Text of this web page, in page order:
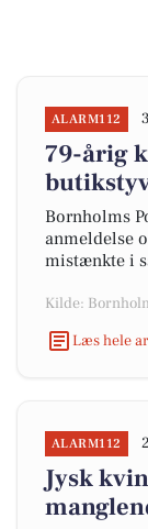
ALARM112
79-årig
Bornholms
anmeldelse
mistænkte i
Kilde:
Læs hele
ALARM112
Jysk